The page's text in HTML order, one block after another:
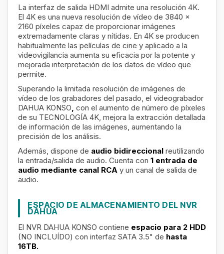
La interfaz de salida HDMI admite una resolución 4K.
El 4K es una nueva resolución de vídeo de 3840 x
2160 píxeles capaz de proporcionar imágenes
extremadamente claras y nítidas. En 4K se producen
habitualmente las películas de cine y aplicado a la
videovigilancia aumenta su eficacia por la potente y
mejorada interpretación de los datos de vídeo que
permite.
Superando la limitada resolución de imágenes de
vídeo de los grabadores del pasado, el videograbador
DAHUA KONSO, con el aumento de número de píxeles
de su TECNOLOGÍA 4K, mejora la extracción detallada
de información de las imágenes, aumentando la
precisión de los análisis.
Además, dispone de audio bidireccional reutilizando
la entrada/salida de audio. Cuenta con 1 entrada de
audio mediante canal RCA y un canal de salida de
audio.
ESPACIO DE ALMACENAMIENTO DEL NVR
DAHUA
El NVR DAHUA KONSO contiene espacio para 2 HDD
(NO INCLUÍDO) con interfaz SATA 3.5" de hasta
16TB.